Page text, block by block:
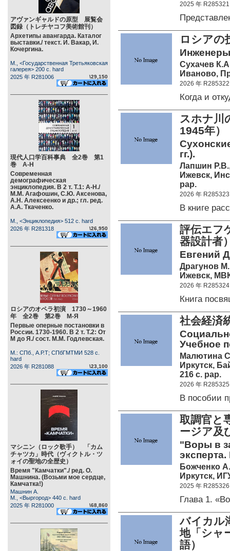
アヴァンギャルドの原型 展覧会
図録（トレチヤコフ美術館刊）
Архетипы авангарда. Каталог
выставки./ текст. И. Вакар, И.
Кочергина.
М., <Государственная Третьяковская
галерея> 200 c. hard
2025 年 R281006
\29,150
現代人口学百科事典 全2巻 第1
巻 А-Н
Современная
демографическая
энциклопедия. В 2 т. Т.1: А-Н./
М.М. Агафошин, С.Ю. Аксенова,
А.Н. Алексеенко и др.; гл. ред.
А.А. Ткаченко.
М., <Энциклопедия> 512 c. hard
2026 年 R281318
\26,950
ロシアのオペラ初演 1730～1960
年 全2巻 第2巻 М-Я
Первые оперные постановки в
России. 1730-1960. В 2 т. Т.2: От
М до Я./ сост. М.М. Годлевская.
М.: СПб., А.Р.Т; СПбГМТМИ 528 c.
hard
2026 年 R281088
\23,100
マシニン（ロック歌手） 「カム
チャツカ」時代（ヴィクトル・ツ
ォイの聖地の全歴史）
Время "Камчатки"./ ред. О.
Машнина. (Возьми мое сердце,
Камчатка!)
Машнин А.
М., <Выргород> 440 c. hard
2025 年 R281000
\68,860
2025 年 R285321
ロシア
Сухачев
Иваново,
2026 年 R285322
Когда и
スホナ川
1945年）
гг.).
Лапшин
Ижевск,
pap.
2026 年 R285323
В книге
評伝エフ
器設計者
Евгений
Драгунов М.
Ижевск,
2026 年 R285324
Книга
社会経済
Учебное
Малютина
Иркутск,
216 c. pap.
2026 年 R285325
В пособии
取調官と
ージア
"Воры в
Божченко
Иркутск,
2025 年 R285326
Глава 1.
バイカル
地「シャ
語）